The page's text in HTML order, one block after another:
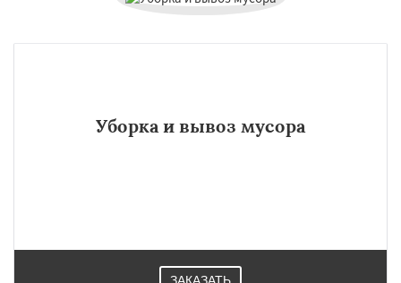
Уборка и вывоз мусора